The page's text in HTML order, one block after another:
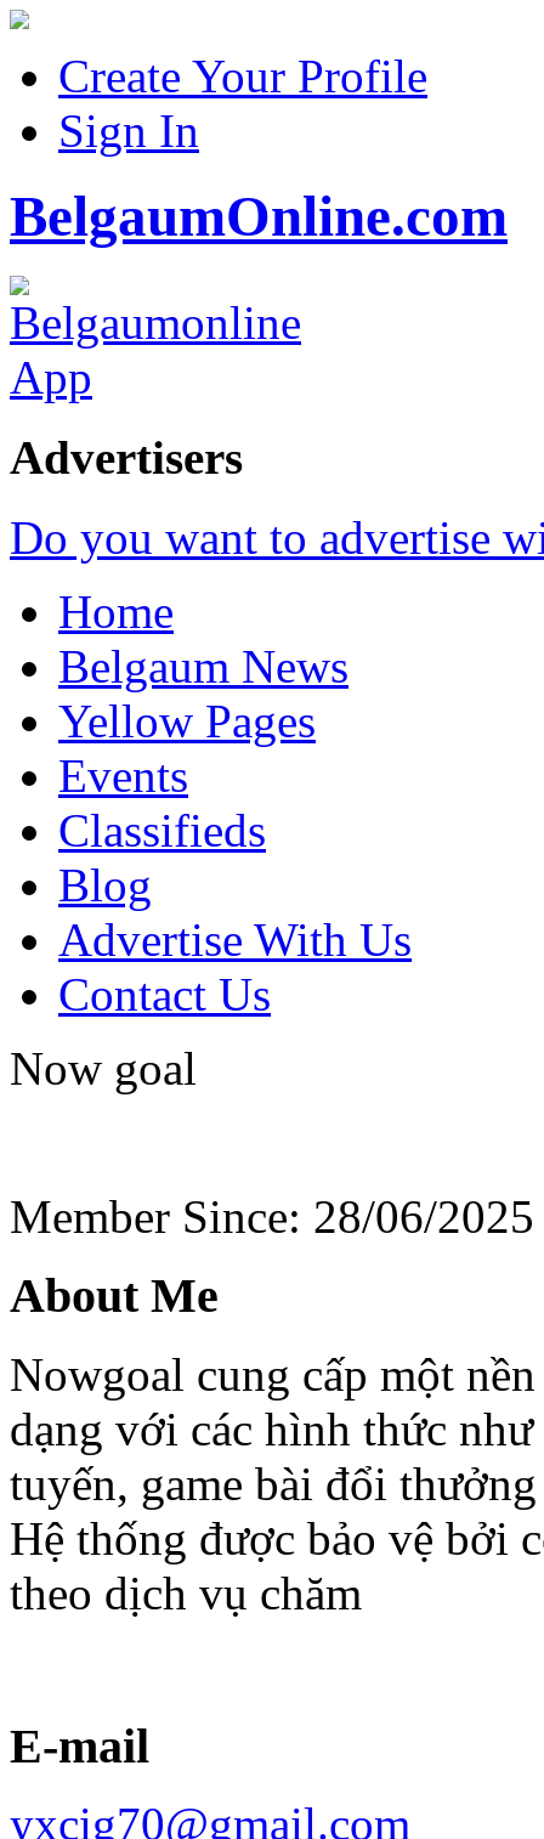
Create Your Profile
Sign In
BelgaumOnline.com
Advertisers
Do you want to advertise
Home
Belgaum News
Yellow Pages
Events
Classifieds
Blog
Advertise With Us
Contact Us
Now goal
Member Since: 28/06/2025
About Me
Nowgoal cung cấp một
dạng với các hình thức
tuyến, game bài đổi
Hệ thống được bảo vệ bởi
theo dịch vụ chăm
E-mail
yxcig70@gmail.com